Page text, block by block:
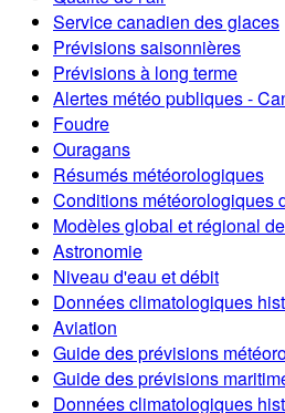
Service canadien des glaces
Prévisions saisonnières
Prévisions à long terme
Alertes météo publiques -
Foudre
Ouragans
Résumés météorologiques
Conditions météorologiques
Modèles global et régional
Astronomie
Niveau d'eau et débit
Données climatologiques
Aviation
Guide des prévisions
Guide des prévisions
Données climatologiques